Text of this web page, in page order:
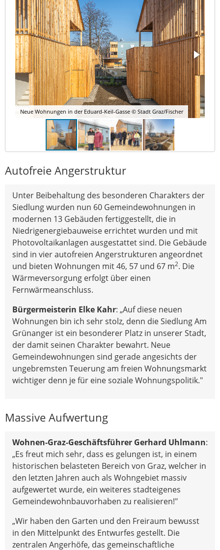
Neue Wohnungen in der Eduard-Keil-Gasse © Stadt Graz/Fischer
Autofreie Angerstruktur
Unter Beibehaltung des besonderen Charakters der
Siedlung wurden nun 60 Gemeindewohnungen in
modernen 13 Gebäuden fertiggestellt, die in
Niedrigenergiebauweise errichtet wurden und mit
Photovoltaikanlagen ausgestattet sind. Die Gebäude
sind in vier autofreien Angerstrukturen angeordnet
und bieten Wohnungen mit 46, 57 und 67 m2. Die
Wärmeversorgung erfolgt über einen
Fernwärmeanschluss.
Bürgermeisterin Elke Kahr: „Auf diese neuen
Wohnungen bin ich sehr stolz, denn die Siedlung Am
Grünanger ist ein besonderer Platz in unserer Stadt,
der damit seinen Charakter bewahrt. Neue
Gemeindewohnungen sind gerade angesichts der
ungebremsten Teuerung am freien Wohnungsmarkt
wichtiger denn je für eine soziale Wohnungspolitik."
Massive Aufwertung
Wohnen-Graz-Geschäftsführer Gerhard Uhlmann:
„Es freut mich sehr, dass es gelungen ist, in einem
historischen belasteten Bereich von Graz, welcher in
den letzten Jahren auch als Wohngebiet massiv
aufgewertet wurde, ein weiteres stadteigenes
Gemeindewohnbauvorhaben zu realisieren!"
„Wir haben den Garten und den Freiraum bewusst
in den Mittelpunkt des Entwurfes gestellt. Die
zentralen Angerhöfe, das gemeinschaftliche